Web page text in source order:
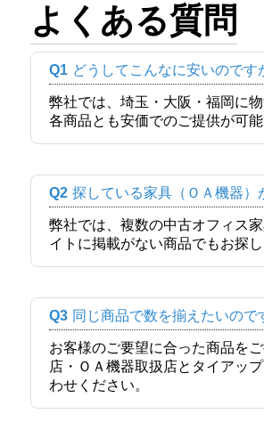
よくある質問
Q1 どうしてこんなに安いのです
弊社では、埼玉・大阪・福岡に
各商品とも安価でのご提供が可能
Q2 探している家具（ＯＡ機器
弊社では、複数の中古オフィス
イトに掲載がない商品でもお探
Q3 同じ商品で数を揃えたいので
お客様のご要望に合った商品を
店・ＯＡ機器取扱店とタイアッ
わせください。